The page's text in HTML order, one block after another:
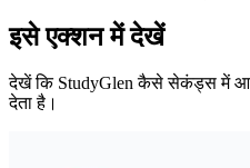
इसे एक्शन में देखें
देखें कि StudyGlen कैसे सेकंड्स में
देता है।